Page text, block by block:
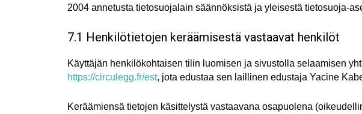
2004 annetusta tietosuojalain säännöksistä ja yleisestä tietosuoja-
7.1 Henkilötietojen keräämisestä vastaavat henkilöt
Käyttäjän henkilökohtaisen tilin luomisen ja sivustolla selaamisen
https://circulegg.fr/est, jota edustaa sen laillinen edustaja Yacine
Keräämiensä tietojen käsittelystä vastaavana osapuolena